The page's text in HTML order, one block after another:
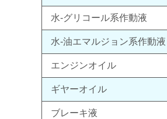
水-グリコール系作動液
水-油エマルジョン系作動液
エンジンオイル
ギヤーオイル
ブレーキ液